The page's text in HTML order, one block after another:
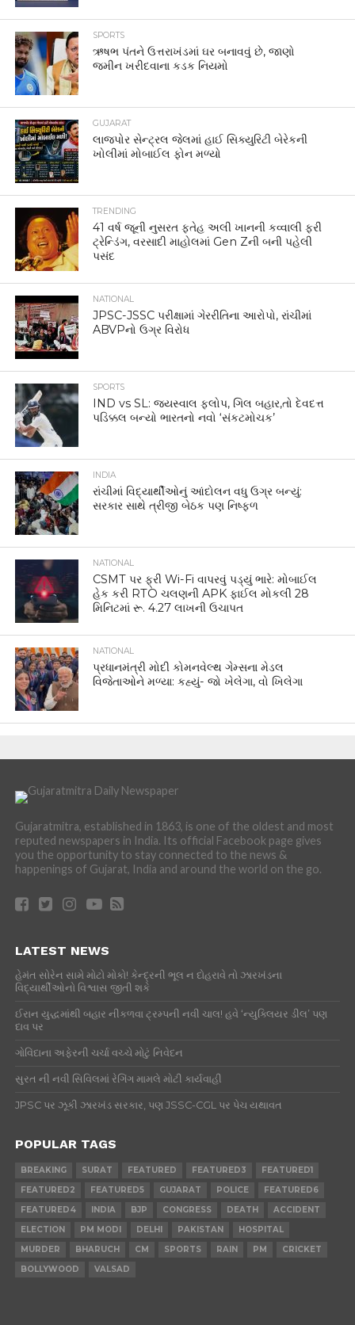
SPORTS
ઋષભ પંતને ઉત્તરાખંડમાં ઘર બનાવવું છે, જાણો
જમીન ખરીદવાના કડક નિયમો
GUJARAT
લાજપોર સેન્ટ્રલ જેલમાં હાઈ સિક્યુરિટી બેરેકની
ખોલીમાં મોબાઈલ ફોન મળ્યો
TRENDING
41 વર્ષ જૂની નુસરત ફતેહ અલી ખાનની કવ્વાલી ફરી
ટ્રેન્ડિંગ, વરસાદી માહોલમાં Gen Zની બની પહેલી
પસંદ
NATIONAL
JPSC-JSSC પરીક્ષામાં ગેરરીતિના આરોપો, રાંચીમાં
ABVPનો ઉગ્ર વિરોધ
SPORTS
IND vs SL: જયસ્વાલ ફ્લોપ, ગિલ બહાર,તો દેવદત્ત
પડિક્કલ બન્યો ભારતનો નવો ‘સંકટમોચક’
INDIA
રાંચીમાં વિદ્યાર્થીઓનું આંદોલન વધુ ઉગ્ર બન્યું:
સરકાર સાથે ત્રીજી બેઠક પણ નિષ્ફળ
NATIONAL
CSMT પર ફ્રી Wi-Fi વાપરવું પડ્યું ભારે: મોબાઈલ
હેક કરી RTO ચલણની APK ફાઈલ મોકલી 28
મિનિટમાં રૂ. 4.27 લાખની ઉચાપત
NATIONAL
પ્રધાનમંત્રી મોદી કોમનવેલ્થ ગેમ્સના મેડલ
વિજેતાઓને મળ્યા: કહ્યું- જો ખેલેગા, વો ખિલેગા
Gujaratmitra, established in 1863, is one of the oldest and most
reputed newspapers in India. Its official Facebook page gives
you the opportunity to stay connected to the news &
happenings of Gujarat, India and around the world on the go.
LATEST NEWS
હેમંત સોરેન સામે મોટો મોકો! કેન્દ્રની ભૂલ ન દોહરાવે તો ઝારખંડના
વિદ્યાર્થીઓનો વિશ્વાસ જીતી શકે
ઈરાન યુદ્ધમાંથી બહાર નીકળવા ટ્રમ્પની નવી ચાલ! હવે ‘ન્યુક્લિયર ડીલ’ પણ
દાવ પર
ગોવિંદાના અફેરની ચર્ચા વચ્ચે મોટું નિવેદન
સુરત ની નવી સિવિલમાં રેગિંગ મામલે મોટી કાર્યવાહી
JPSC પર ઝૂકી ઝારખંડ સરકાર, પણ JSSC-CGL પર પેચ યથાવત
POPULAR TAGS
BREAKING SURAT FEATURED FEATURED3
FEATURED1
FEATURED2
FEATURED5 GUJARAT POLICE
FEATURED6
FEATURED4
INDIA BJP CONGRESS DEATH
ACCIDENT
ELECTION
PM MODI DELHI PAKISTAN
HOSPITAL
MURDER
BHARUCH CM SPORTS RAIN PM
CRICKET
BOLLYWOOD
VALSAD